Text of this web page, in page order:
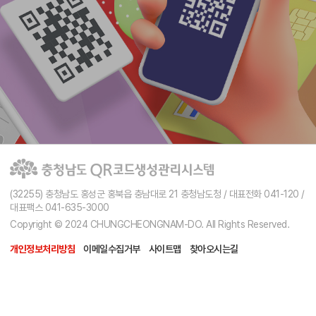
(32255) 충청남도 홍성군 홍북읍 충남대로 21 충청남도청 / 대표전화 041-120 /
대표팩스 041-635-3000
Copyright © 2024 CHUNGCHEONGNAM-DO. All Rights Reserved.
개인정보처리방침 이메일수집거부 사이트맵 찾아오시는길